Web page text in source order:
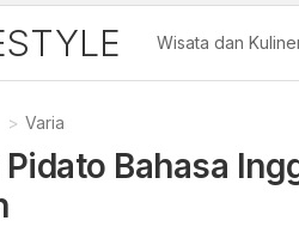
Wisata dan
Varia
Bahasa